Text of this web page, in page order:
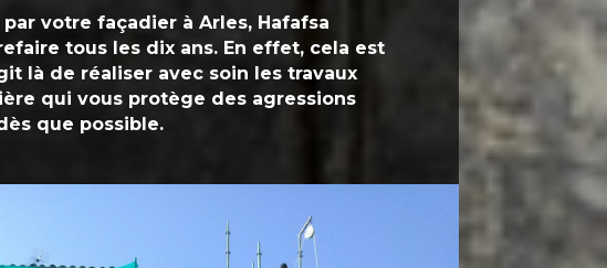
votre façadier à Arles, Hafafsa
tous les dix ans. En effet, cela est
là de réaliser avec soin les travaux
qui vous protège des agressions
que possible.